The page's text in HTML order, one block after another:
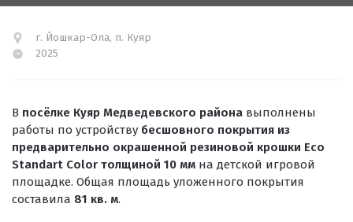
ПРОЕКТНЫЕ РЕШЕНИЯ ВОДОНЕПРОНИЦАЕМЫХ
ПРОЕКТНЫЕ РЕШЕНИЯ СПОРТИВНЫХ ПЛОЩАДОК
ПРОЕКТНЫЕ РЕШЕНИЯ ДЕТСКИХ ПЛОЩАДОК
ПРОЕКТНЫЕ РЕШЕНИЯ ПРОФЕССИОНАЛЬНЫХ БЕГОВЫХ
г. Йошкар-Ола, п. Куяр
2025
В посёлке Куяр Медведевского района выполнены
работы по устройству бесшовного покрытия из
предварительно окрашенной резиновой крошки Eco
Standart Color толщиной 10 мм на детской игровой
площадке. Общая площадь уложенного покрытия
составила 81 кв. м.